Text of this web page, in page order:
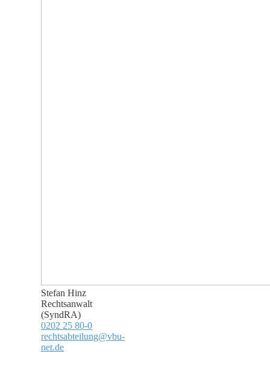
Stefan Hinz
Rechtsanwalt
(SyndRA)
0202 25 80-0
rechtsabteilung@vbu-
net.de